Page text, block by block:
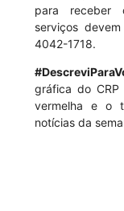
para receber
serviços
4042-1718.
gráfica do
vermelha e o
notícias da